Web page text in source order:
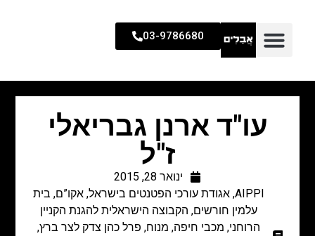
03-9786680
עו"ד ארנן גבריאלי
ז"ל
ינואר 28, 2015
AIPPI
,אגודת עורכי הפטנטים בישראל,אקו”ם, בית
עלמין חורשים, הקבוצה הישראלית להגנת הקניין
הרוחני, מכבי חיפה, מנוח, פרל כהן צדק לצר ברץ,